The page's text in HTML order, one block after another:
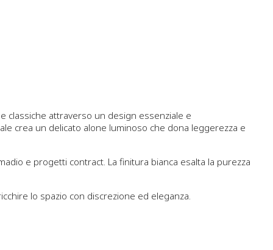
classiche attraverso un design essenziale e
crea un delicato alone luminoso che dona leggerezza e
e progetti contract. La finitura bianca esalta la purezza
lo spazio con discrezione ed eleganza.